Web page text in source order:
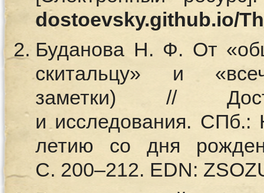
dostoevsky.github.io/
Буданова Н. Ф. От
скитальцу» и
заметки) //
и исследования. СПб.:
летию со дня
С. 200–212. EDN: